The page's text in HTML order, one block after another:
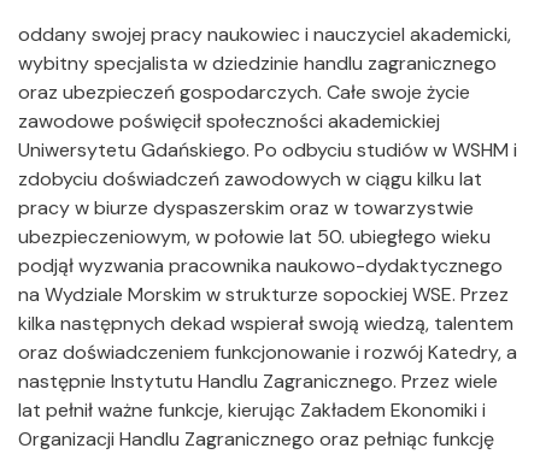
oddany swojej pracy naukowiec i nauczyciel akademicki,
wybitny specjalista w dziedzinie handlu zagranicznego
oraz ubezpieczeń gospodarczych. Całe swoje życie
zawodowe poświęcił społeczności akademickiej
Uniwersytetu Gdańskiego. Po odbyciu studiów w WSHM i
zdobyciu doświadczeń zawodowych w ciągu kilku lat
pracy w biurze dyspaszerskim oraz w towarzystwie
ubezpieczeniowym, w połowie lat 50. ubiegłego wieku
podjął wyzwania pracownika naukowo-dydaktycznego
na Wydziale Morskim w strukturze sopockiej WSE. Przez
kilka następnych dekad wspierał swoją wiedzą, talentem
oraz doświadczeniem funkcjonowanie i rozwój Katedry, a
następnie Instytutu Handlu Zagranicznego. Przez wiele
lat pełnił ważne funkcje, kierując Zakładem Ekonomiki i
Organizacji Handlu Zagranicznego oraz pełniąc funkcję